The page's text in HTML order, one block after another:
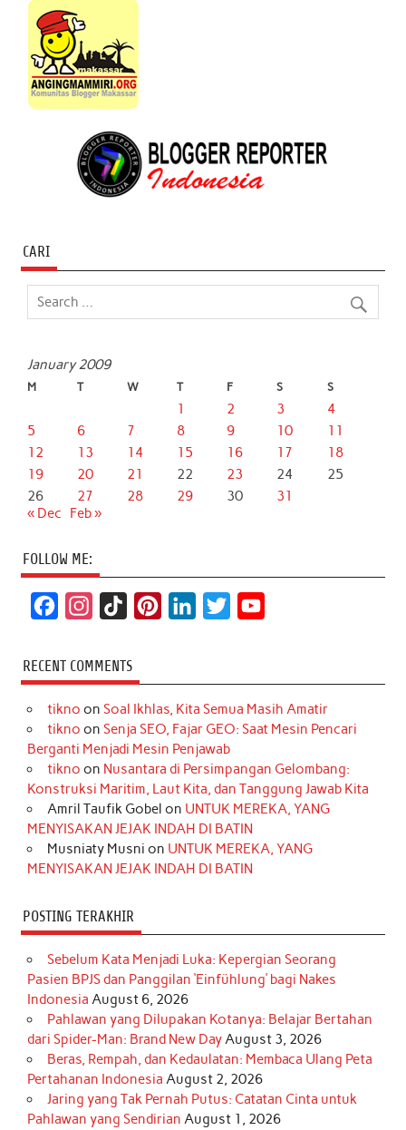
CARI
January 2009
M T W T F S S
1 2 3
4
5
6 7 8 9 10
11
12
13 14 15 16 17
18
19
20 21 22 23 24
25
26
27 28 29 30
31
« Dec
Feb »
FOLLOW ME:
c
e
b
o
k
s
t
a
r
a
m
k
T
o
k
t
e
r
e
s
t
k
e
d
I
n
t
t
r
T
u
e
RECENT COMMENTS
tikno on Soal Ikhlas, Kita Semua Masih Amatir
tikno on Senja SEO, Fajar GEO: Saat Mesin Pencari
Berganti Menjadi Mesin Penjawab
tikno on Nusantara di Persimpangan Gelombang:
Konstruksi Maritim, Laut Kita, dan Tanggung Jawab Kita
Amril Taufik Gobel on UNTUK MEREKA, YANG
MENYISAKAN JEJAK INDAH DI BATIN
Musniaty Musni on UNTUK MEREKA, YANG
MENYISAKAN JEJAK INDAH DI BATIN
POSTING TERAKHIR
Sebelum Kata Menjadi Luka: Kepergian Seorang
Pasien BPJS dan Panggilan ‘Einfühlung’ bagi Nakes
Indonesia August 6, 2026
Pahlawan yang Dilupakan Kotanya: Belajar Bertahan
dari Spider-Man: Brand New DayAugust 3, 2026
Beras, Rempah, dan Kedaulatan: Membaca Ulang Peta
Pertahanan Indonesia August 2, 2026
Jaring yang Tak Pernah Putus: Catatan Cinta untuk
Pahlawan yang Sendirian August 1, 2026